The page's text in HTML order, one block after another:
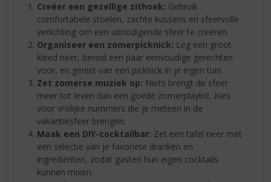
Creëer een gezellige zithoek: Gebruik
comfortabele stoelen, zachte kussens en sfeervolle
verlichting om een uitnodigende sfeer te creëren.
Organiseer een zomerpicknick: Leg een groot
kleed neer, bereid een paar eenvoudige gerechten
voor, en geniet van een picknick in je eigen tuin.
Zet zomerse muziek op: Niets brengt de sfeer
meer tot leven dan een goede zomerplaylist. Kies
voor vrolijke nummers die je meteen in de
vakantiesfeer brengen.
Maak een DIY-cocktailbar: Zet een tafel neer met
een selectie van je favoriete dranken en
ingrediënten, zodat gasten hun eigen cocktails
kunnen mixen.